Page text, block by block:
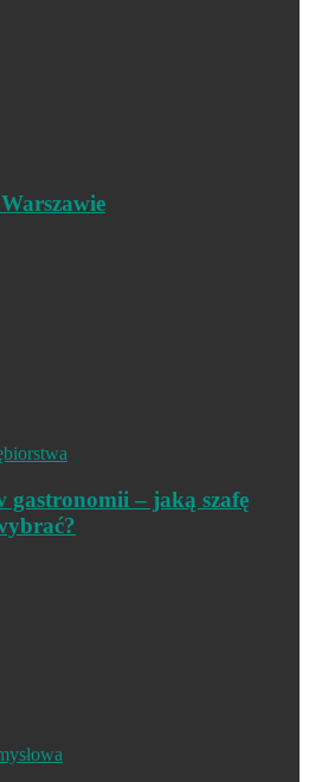
gastronomii – jaką szafę